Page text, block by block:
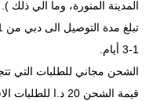
المدينة المنورة، وما الي ذلك ).
1-3 أيام.
قيمة الشحن 20 د.ا للطلبات الاقل من 149 د.ا.